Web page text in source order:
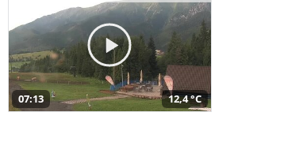
07:13 12,4 °C